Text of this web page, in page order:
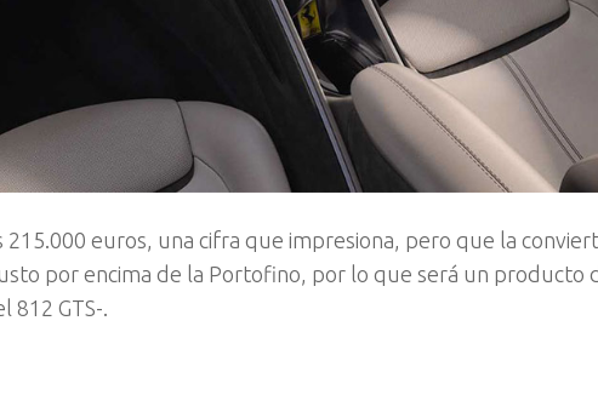
euros, una cifra que impresiona, pero que la
por encima de la Portofino, por lo que será un producto
812 GTS-.